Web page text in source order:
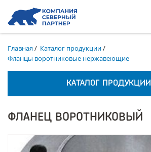
Главная/ Каталог продукции/
Фланцы воротниковые нержавеющие
КАТАЛОГ ПРОДУКЦИИ
ФЛАНЕЦ ВОРОТНИКОВЫЙ